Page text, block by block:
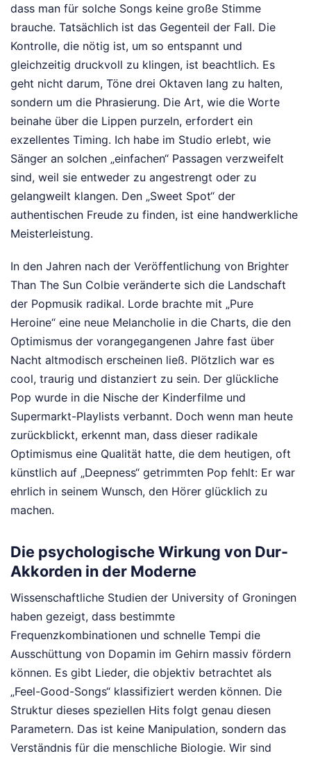
dass man für solche Songs keine große Stimme
brauche. Tatsächlich ist das Gegenteil der Fall. Die
Kontrolle, die nötig ist, um so entspannt und
gleichzeitig druckvoll zu klingen, ist beachtlich. Es
geht nicht darum, Töne drei Oktaven lang zu halten,
sondern um die Phrasierung. Die Art, wie die Worte
beinahe über die Lippen purzeln, erfordert ein
exzellentes Timing. Ich habe im Studio erlebt, wie
Sänger an solchen „einfachen“ Passagen verzweifelt
sind, weil sie entweder zu angestrengt oder zu
gelangweilt klangen. Den „Sweet Spot“ der
authentischen Freude zu finden, ist eine handwerkliche
Meisterleistung.
In den Jahren nach der Veröffentlichung von Brighter
Than The Sun Colbie veränderte sich die Landschaft
der Popmusik radikal. Lorde brachte mit „Pure
Heroine“ eine neue Melancholie in die Charts, die den
Optimismus der vorangegangenen Jahre fast über
Nacht altmodisch erscheinen ließ. Plötzlich war es
cool, traurig und distanziert zu sein. Der glückliche
Pop wurde in die Nische der Kinderfilme und
Supermarkt-Playlists verbannt. Doch wenn man heute
zurückblickt, erkennt man, dass dieser radikale
Optimismus eine Qualität hatte, die dem heutigen, oft
künstlich auf „Deepness“ getrimmten Pop fehlt: Er war
ehrlich in seinem Wunsch, den Hörer glücklich zu
machen.
Die psychologische Wirkung von Dur-
Akkorden in der Moderne
Wissenschaftliche Studien der University of Groningen
haben gezeigt, dass bestimmte
Frequenzkombinationen und schnelle Tempi die
Ausschüttung von Dopamin im Gehirn massiv fördern
können. Es gibt Lieder, die objektiv betrachtet als
„Feel-Good-Songs“ klassifiziert werden können. Die
Struktur dieses speziellen Hits folgt genau diesen
Parametern. Das ist keine Manipulation, sondern das
Verständnis für die menschliche Biologie. Wir sind